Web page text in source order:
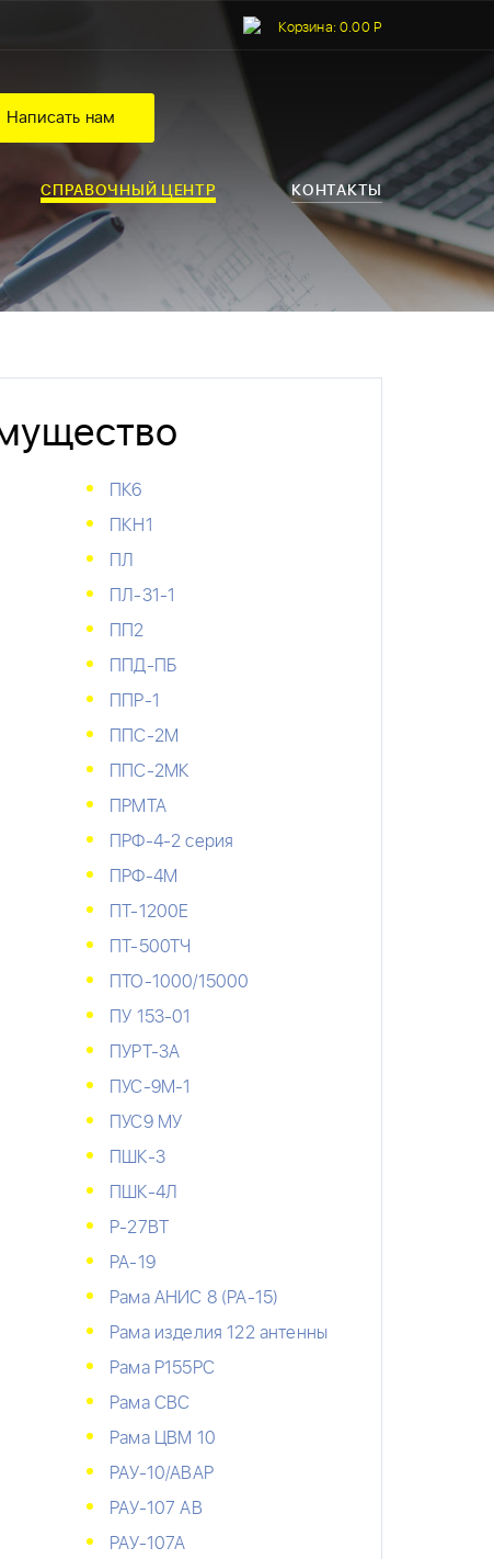
Корзина: 0.00 Р
Написать нам
СПРАВОЧНЫЙ ЦЕНТР КОНТАКТЫ
ПК6
ПКН1
ПЛ
ПЛ-31-1
ПП2
ППД-ПБ
ППР-1
ППС-2М
ППС-2МК
ПРМТА
ПРФ-4-2 серия
ПРФ-4М
ПТ-1200Е
ПТ-500ТЧ
ПТО-1000/15000
ПУ 153-01
ПУРТ-3А
ПУС-9М-1
ПУС9 МУ
ПШК-3
ПШК-4Л
Р-27ВТ
РА-19
Рама АНИС 8 (РА-15)
Рама изделия 122 антенны
Рама Р155РС
Рама СВС
Рама ЦВМ 10
РАУ-10/АВАР
РАУ-107 АВ
РАУ-107А